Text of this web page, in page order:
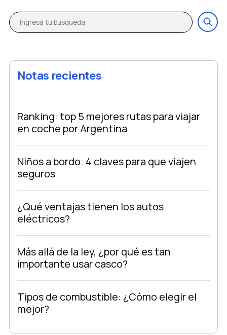
Notas recientes
Ranking: top 5 mejores rutas para viajar
en coche por Argentina
Niños a bordo: 4 claves para que viajen
seguros
¿Qué ventajas tienen los autos
eléctricos?
Más allá de la ley, ¿por qué es tan
importante usar casco?
Tipos de combustible: ¿Cómo elegir el
mejor?